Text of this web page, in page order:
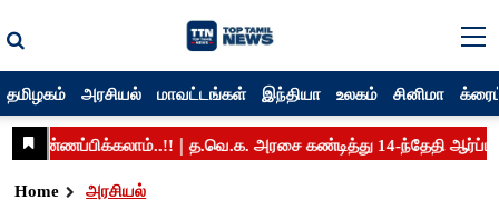
தமிழகம் அரசியல் மாவட்டங்கள் இந்தியா உலகம் சினிமா
Home அரசியல்